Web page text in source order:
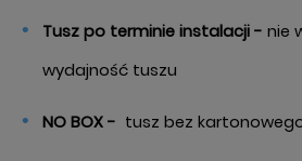
Tusz po terminie instalacji - nie
wydajność tuszu
NO BOX - tusz bez